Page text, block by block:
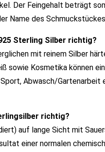
Der Feingehalt beträgt
Name des
Sterling Silber richtig?
mit reinem Silber
sowie Kosmetika können
Abwasch/
richtig?
auf lange Sicht mit
einer normalen